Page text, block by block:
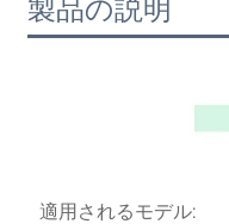
製品の説明
適用されるモデル: